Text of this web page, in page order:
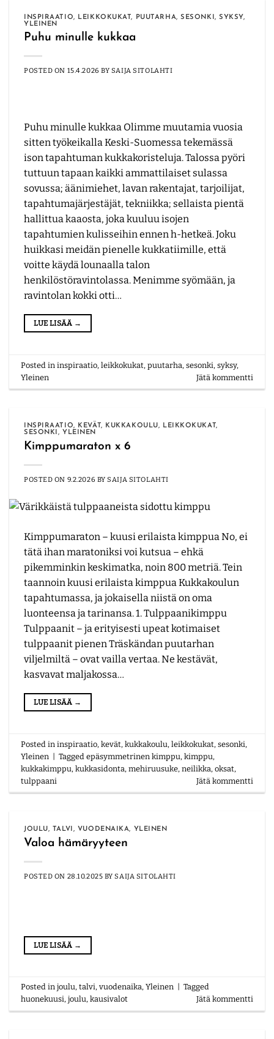
INSPIRAATIO, LEIKKOKUKAT, PUUTARHA,SESONKI,SYKSY,
YLEINEN
Puhu minulle kukkaa
POSTED ON 15.4.2026 BY SAIJA SITOLAHTI
Puhu minulle kukkaa Olimme muutamia vuosia
sitten työkeikalla Keski-Suomessa tekemässä
ison tapahtuman kukkakoristeluja. Talossa pyöri
tuttuun tapaan kaikki ammattilaiset sulassa
sovussa; äänimiehet, lavan rakentajat, tarjoilijat,
tapahtumajärjestäjät, tekniikka; sellaista pientä
hallittua kaaosta, joka kuuluu isojen
tapahtumien kulisseihin ennen h-hetkeä. Joku
huikkasi meidän pienelle kukkatiimille, että
voitte käydä lounaalla talon
henkilöstöravintolassa. Menimme syömään, ja
ravintolan kokki otti…
LUE LISÄÄ →
Posted ininspiraatio,leikkokukat,puutarha,sesonki,syksy,
Yleinen
Jätä kommentti
INSPIRAATIO, KEVÄT, KUKKAKOULU, LEIKKOKUKAT,
SESONKI, YLEINEN
Kimppumaraton x 6
POSTED ON 9.2.2026 BYSAIJA SITOLAHTI
Kimppumaraton – kuusi erilaista kimppua No, ei
tätä ihan maratoniksi voi kutsua – ehkä
pikemminkin keskimatka, noin 800 metriä. Tein
taannoin kuusi erilaista kimppua Kukkakoulun
tapahtumassa, ja jokaisella niistä on oma
luonteensa ja tarinansa. 1. Tulppaanikimppu
Tulppaanit – ja erityisesti upeat kotimaiset
tulppaanit pienen Träskändan puutarhan
viljelmiltä – ovat vailla vertaa. Ne kestävät,
kasvavat maljakossa…
LUE LISÄÄ →
Posted ininspiraatio,kevät,kukkakoulu,leikkokukat,sesonki,
Yleinen | Taggedepäsymmetrinen kimppu,kimppu,
kukkakimppu,kukkasidonta,mehiruusuke,neilikka,oksat,
tulppaani
Jätä kommentti
JOULU, TALVI, VUODENAIKA, YLEINEN
Valoa hämäryyteen
POSTED ON 28.10.2025 BYSAIJA SITOLAHTI
LUE LISÄÄ →
Posted injoulu,talvi,vuodenaika,Yleinen
Tagged
huonekuusi,joulu,kausivalot Jätä kommentti